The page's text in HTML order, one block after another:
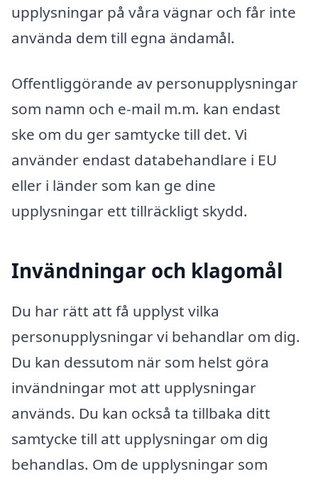
upplysningar på våra vägnar och får inte
använda dem till egna ändamål.
Offentliggörande av personupplysningar
som namn och e-mail m.m. kan endast
ske om du ger samtycke till det. Vi
använder endast databehandlare i EU
eller i länder som kan ge dine
upplysningar ett tillräckligt skydd.
Invändningar och klagomål
Du har rätt att få upplyst vilka
personupplysningar vi behandlar om dig.
Du kan dessutom när som helst göra
invändningar mot att upplysningar
används. Du kan också ta tillbaka ditt
samtycke till att upplysningar om dig
behandlas. Om de upplysningar som